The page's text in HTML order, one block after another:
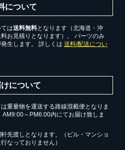
について
は送料無料となります（北海道・沖
お見積りとなります）。 パーツのみ
生します。 詳しくは 送料/配送につい
について
重量物を運送する路線混載便となりま
～PM6:00内にてお届け致しま
先渡しとなります。（ビル・マンショ
なっておりません）